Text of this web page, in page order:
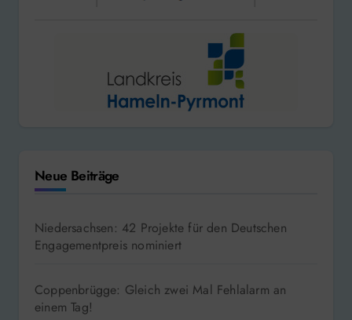
Neue Beiträge
Niedersachsen: 42 Projekte für den Deutschen
Engagementpreis nominiert
Coppenbrügge: Gleich zwei Mal Fehlalarm an
einem Tag!